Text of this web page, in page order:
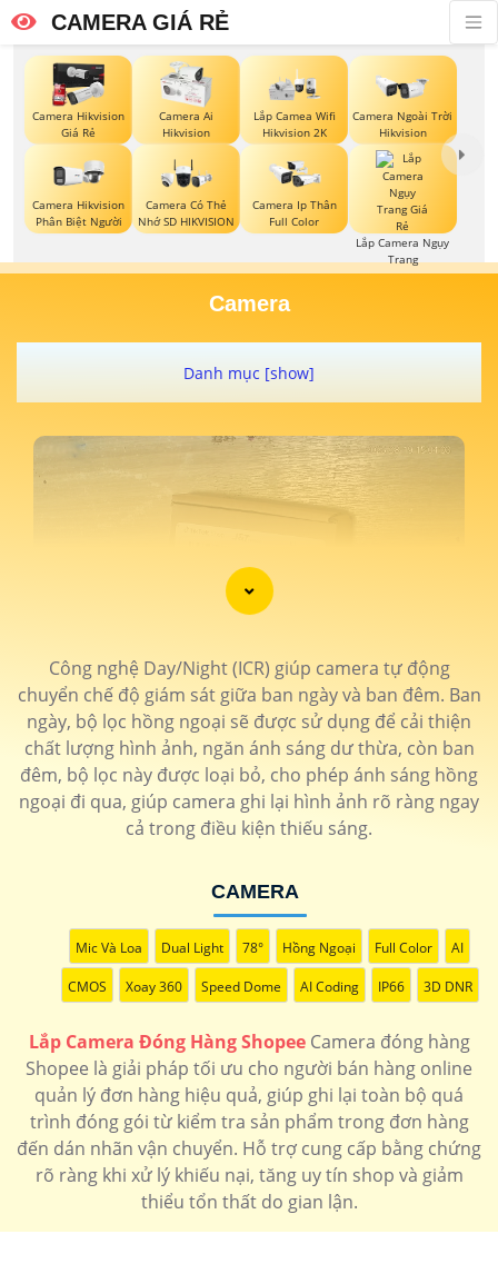
CAMERA GIÁ RẺ
Camera Hikvision
Giá Rẻ
Camera Ai
Hikvision
Lắp Camea Wifi
Hikvision 2K
Camera Ngoài Trời
Hikvision
Camera Hikvision
Phân Biệt Người
Camera Có Thẻ
Nhớ SD HIKVISION
Camera Ip Thân
Full Color
Lắp Camera Ngụy
Trang
Camera
Công nghệ Day/Night (ICR) giúp camera tự động
chuyển chế độ giám sát giữa ban ngày và ban đêm. Ban
ngày, bộ lọc hồng ngoại sẽ được sử dụng để cải thiện
chất lượng hình ảnh, ngăn ánh sáng dư thừa, còn ban
đêm, bộ lọc này được loại bỏ, cho phép ánh sáng hồng
ngoại đi qua, giúp camera ghi lại hình ảnh rõ ràng ngay
cả trong điều kiện thiếu sáng.
CAMERA
Mic Và Loa Dual Light 78° Hồng Ngoại Full Color AI
CMOS Xoay 360 Speed Dome AI Coding IP66 3D DNR
Lắp Camera Đóng Hàng ShopeeCamera đóng hàng
Shopee là giải pháp tối ưu cho người bán hàng online
quản lý đơn hàng hiệu quả, giúp ghi lại toàn bộ quá
trình đóng gói từ kiểm tra sản phẩm trong đơn hàng
đến dán nhãn vận chuyển. Hỗ trợ cung cấp bằng chứng
rõ ràng khi xử lý khiếu nại, tăng uy tín shop và giảm
thiểu tổn thất do gian lận.